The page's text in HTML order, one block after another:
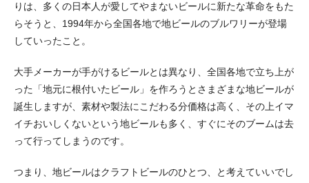
りは、多くの日本人が愛してやまないビールに新たな革命をもた
らそうと、1994年から全国各地で地ビールのブルワリーが登場
していったこと。
大手メーカーが手がけるビールとは異なり、全国各地で立ち上が
った「地元に根付いたビール」を作ろうとさまざまな地ビールが
誕生しますが、素材や製法にこだわる分価格は高く、その上イマ
イチおいしくないという地ビールも多く、すぐにそのブームは去
って行ってしまうのです。
つまり、地ビールはクラフトビールのひとつ、と考えていいでし